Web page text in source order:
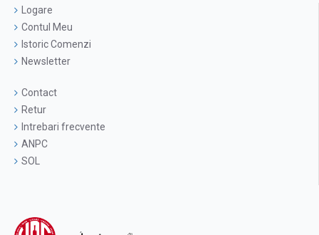
Logare
Contul Meu
Istoric Comenzi
Newsletter
Contact
Retur
Intrebari frecvente
ANPC
SOL